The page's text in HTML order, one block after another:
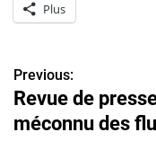
Plus
N
a
Previous:
Revue de
méconnu des